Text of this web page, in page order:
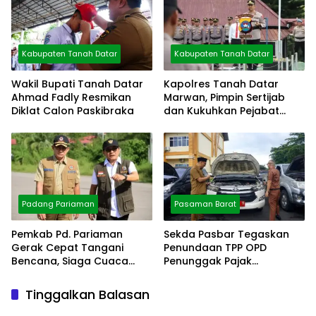
Kabupaten Tanah Datar
Wakil Bupati Tanah Datar
Ahmad Fadly Resmikan
Diklat Calon Paskibraka
Kabupaten Tanah Datar
Kapolres Tanah Datar
Marwan, Pimpin Sertijab
dan Kukuhkan Pejabat
Padang Pariaman
Pemkab Pd. Pariaman
Gerak Cepat Tangani
Bencana, Siaga Cuaca
Pasaman Barat
Sekda Pasbar Tegaskan
Penundaan TPP OPD
Penunggak Pajak
Tinggalkan Balasan